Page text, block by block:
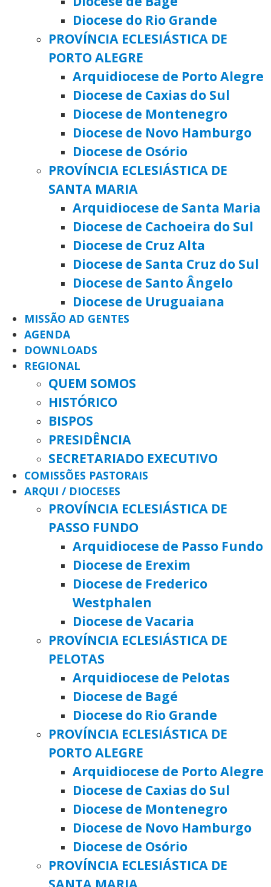
Diocese do Rio Grande
PROVÍNCIA ECLESIÁSTICA DE
PORTO ALEGRE
Arquidiocese de Porto Alegre
Diocese de Caxias do Sul
Diocese de Montenegro
Diocese de Novo Hamburgo
Diocese de Osório
PROVÍNCIA ECLESIÁSTICA DE
SANTA MARIA
Arquidiocese de Santa Maria
Diocese de Cachoeira do Sul
Diocese de Cruz Alta
Diocese de Santa Cruz do Sul
Diocese de Santo Ângelo
Diocese de Uruguaiana
MISSÃO AD GENTES
AGENDA
DOWNLOADS
REGIONAL
QUEM SOMOS
HISTÓRICO
BISPOS
PRESIDÊNCIA
SECRETARIADO EXECUTIVO
COMISSÕES PASTORAIS
ARQUI / DIOCESES
PROVÍNCIA ECLESIÁSTICA DE
PASSO FUNDO
Arquidiocese de Passo Fundo
Diocese de Erexim
Diocese de Frederico
Westphalen
Diocese de Vacaria
PROVÍNCIA ECLESIÁSTICA DE
PELOTAS
Arquidiocese de Pelotas
Diocese de Bagé
Diocese do Rio Grande
PROVÍNCIA ECLESIÁSTICA DE
PORTO ALEGRE
Arquidiocese de Porto Alegre
Diocese de Caxias do Sul
Diocese de Montenegro
Diocese de Novo Hamburgo
Diocese de Osório
PROVÍNCIA ECLESIÁSTICA DE